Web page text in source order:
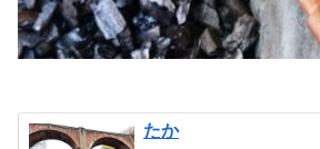
たか